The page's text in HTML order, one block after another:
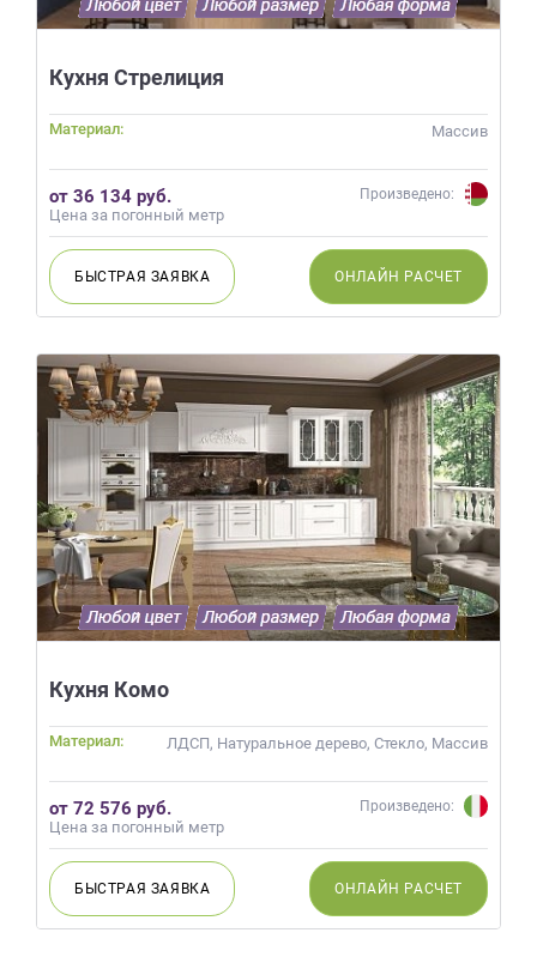
Кухня Стрелиция
Материал: Массив
от 36 134 руб.
Цена за погонный метр
Произведено:
БЫСТРАЯ ЗАЯВКА ОНЛАЙН РАСЧЕТ
Кухня Комо
Материал: ЛДСП, Натуральное дерево, Стекло, Массив
от 72 576 руб.
Цена за погонный метр
Произведено:
БЫСТРАЯ ЗАЯВКА ОНЛАЙН РАСЧЕТ